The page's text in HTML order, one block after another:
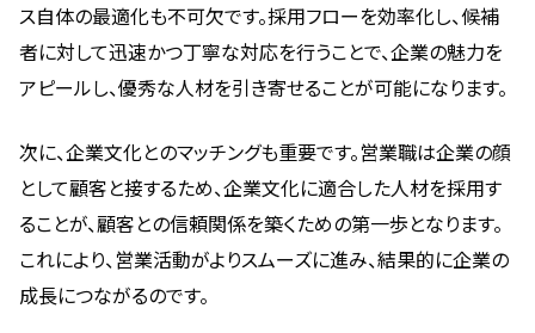
ス自体の最適化も不可欠です。採用フローを効率化し、候補
者に対して迅速かつ丁寧な対応を行うことで、企業の魅力を
アピールし、優秀な人材を引き寄せることが可能になります。
次に、企業文化とのマッチングも重要です。営業職は企業の顔
として顧客と接するため、企業文化に適合した人材を採用す
ることが、顧客との信頼関係を築くための第一歩となります。
これにより、営業活動がよりスムーズに進み、結果的に企業の
成長につながるのです。